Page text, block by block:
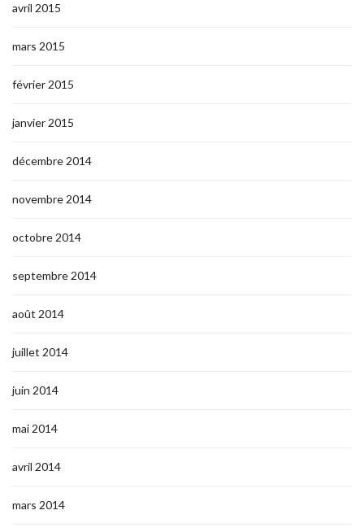
avril 2015
mars 2015
février 2015
janvier 2015
décembre 2014
novembre 2014
octobre 2014
septembre 2014
août 2014
juillet 2014
juin 2014
mai 2014
avril 2014
mars 2014